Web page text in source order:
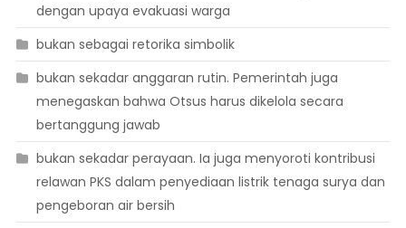
dengan upaya evakuasi warga
bukan sebagai retorika simbolik
bukan sekadar anggaran rutin. Pemerintah juga
menegaskan bahwa Otsus harus dikelola secara
bertanggung jawab
bukan sekadar perayaan. Ia juga menyoroti kontribusi
relawan PKS dalam penyediaan listrik tenaga surya dan
pengeboran air bersih